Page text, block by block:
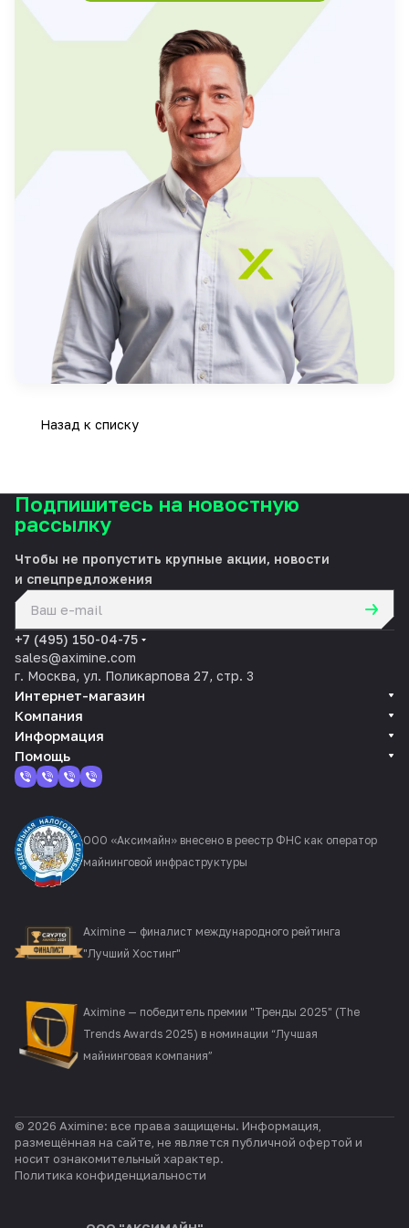
Назад к списку
Подпишитесь на новостную
рассылку
Чтобы не пропустить крупные акции, новости
и спецпредложения
+7 (495) 150-04-75
sales@aximine.com
г. Москва, ул. Поликарпова 27, стр. 3
Интернет-магазин
Компания
Информация
Помощь
ООО «Аксимайн» внесено в реестр ФНС как оператор
майнинговой инфраструктуры
Aximine — финалист международного рейтинга
"Лучший Хостинг"
Aximine — победитель премии "Тренды 2025" (The
Trends Awards 2025) в номинации “Лучшая
майнинговая компания”
© 2026 Aximine: все права защищены. Информация,
размещённая на сайте, не является публичной офертой и
носит ознакомительный характер.
Политика конфиденциальности